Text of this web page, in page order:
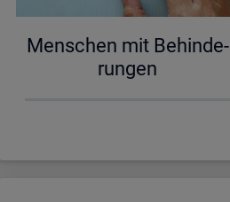
Men­schen mit Be­hin­de­
run­gen